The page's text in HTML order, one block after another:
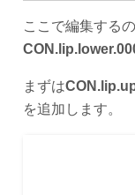
ここで編集するの
まずは
を追加します。